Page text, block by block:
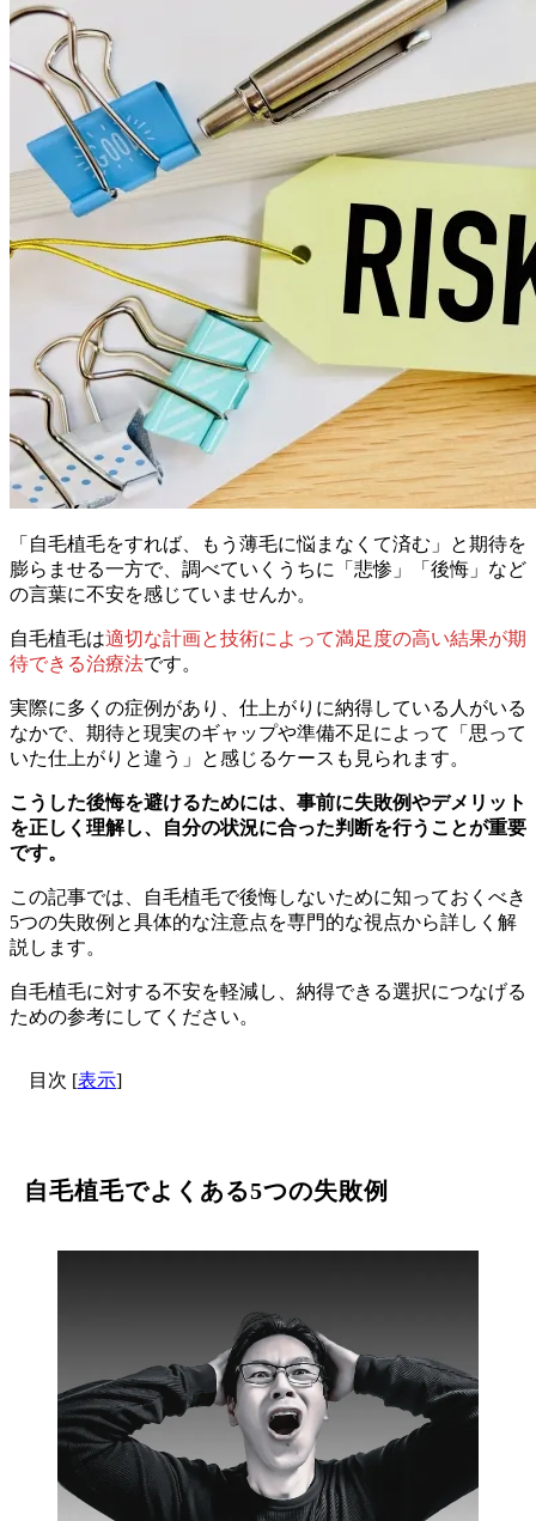
「自毛植毛をすれば、もう薄毛に悩まなくて済む」と期待を
膨らませる一方で、調べていくうちに「悲惨」「後悔」など
の言葉に不安を感じていませんか。
自毛植毛は適切な計画と技術によって満足度の高い結果が期
待できる治療法です。
実際に多くの症例があり、仕上がりに納得している人がいる
なかで、期待と現実のギャップや準備不足によって「思って
いた仕上がりと違う」と感じるケースも見られます。
こうした後悔を避けるためには、事前に失敗例やデメリット
を正しく理解し、自分の状況に合った判断を行うことが重要
です。
この記事では、自毛植毛で後悔しないために知っておくべき
5つの失敗例と具体的な注意点を専門的な視点から詳しく解
説します。
自毛植毛に対する不安を軽減し、納得できる選択につなげる
ための参考にしてください。
目次 [表示]
自毛植毛でよくある5つの失敗例